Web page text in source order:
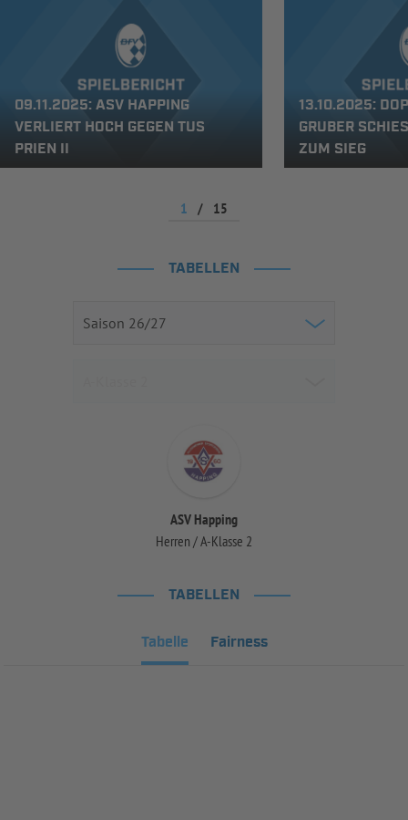
09.11.2025: ASV HAPPING
VERLIERT HOCH GEGEN TUS
PRIEN II
13.10.2025:
GRUBER
UM SIEG
1 / 15
TABELLEN
ASV Happing
Herren / A-Klasse 2
TABELLEN
Tabelle Fairness